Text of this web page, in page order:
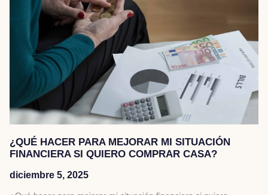
¿QUÉ HACER PARA MEJORAR MI SITUACIÓN
FINANCIERA SI QUIERO COMPRAR CASA?
diciembre 5, 2025